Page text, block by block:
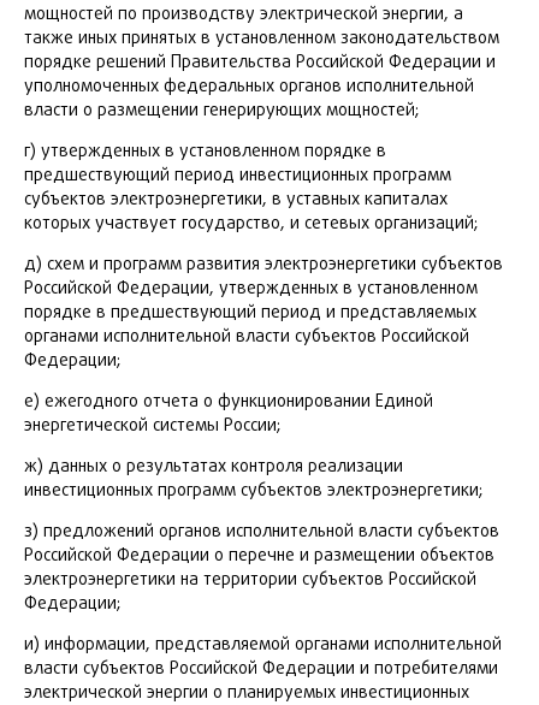
мощностей по производству электрической энергии, а
также иных принятых в установленном законодательством
порядке решений Правительства Российской Федерации и
уполномоченных федеральных органов исполнительной
власти о размещении генерирующих мощностей;
г) утвержденных в установленном порядке в
предшествующий период инвестиционных программ
субъектов электроэнергетики, в уставных капиталах
которых участвует государство, и сетевых организаций;
д) схем и программ развития электроэнергетики субъектов
Российской Федерации, утвержденных в установленном
порядке в предшествующий период и представляемых
органами исполнительной власти субъектов Российской
Федерации;
е) ежегодного отчета о функционировании Единой
энергетической системы России;
ж) данных о результатах контроля реализации
инвестиционных программ субъектов электроэнергетики;
з) предложений органов исполнительной власти субъектов
Российской Федерации о перечне и размещении объектов
электроэнергетики на территории субъектов Российской
Федерации;
и) информации, представляемой органами исполнительной
власти субъектов Российской Федерации и потребителями
электрической энергии о планируемых инвестиционных